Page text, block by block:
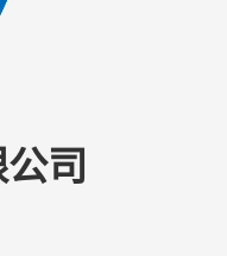
司